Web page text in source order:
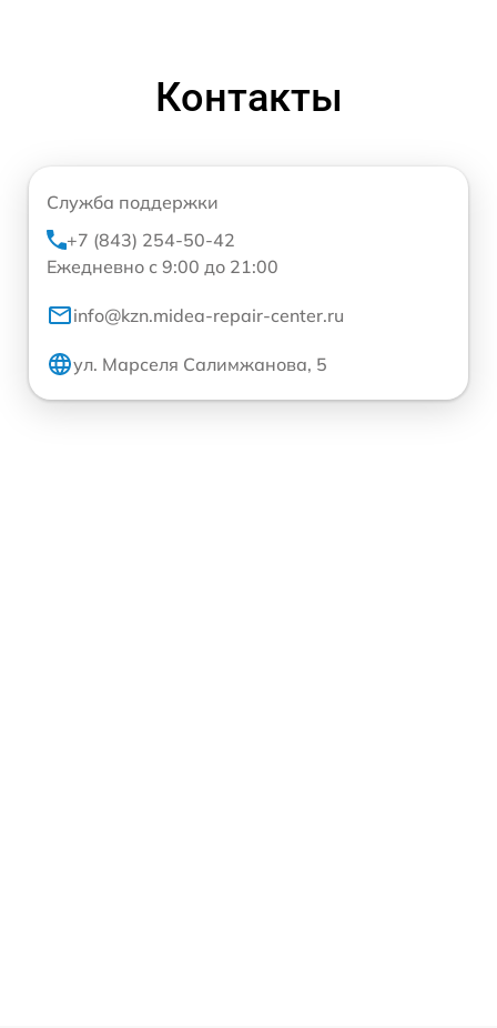
Контакты
Служба поддержки
+7 (843) 254-50-42
Ежедневно с 9:00 до 21:00
info@kzn.midea-repair-center.ru
ул. Марселя Салимжанова, 5